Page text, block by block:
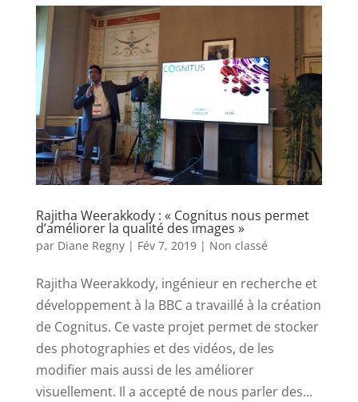
Rajitha Weerakkody : « Cognitus nous permet
d’améliorer la qualité des images »
par Diane Regny| Fév 7, 2019| Non classé
Rajitha Weerakkody, ingénieur en recherche et
développement à la BBC a travaillé à la création
de Cognitus. Ce vaste projet permet de stocker
des photographies et des vidéos, de les
modifier mais aussi de les améliorer
visuellement. Il a accepté de nous parler des...